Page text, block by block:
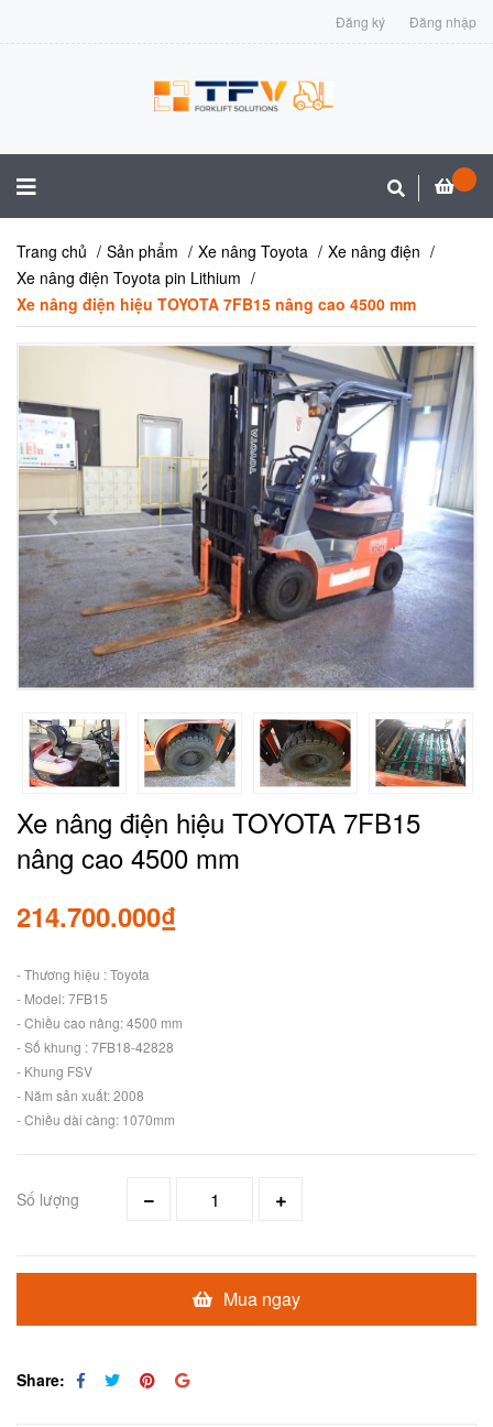
Đăng ký Đăng nhập
Trang chủ Sản phẩm Xe nâng Toyota
Xe nâng điện
Xe nâng điện Toyota pin Lithium
Xe nâng điện hiệu TOYOTA 7FB15 nâng cao 4500 mm
Xe nâng điện hiệu TOYOTA 7FB15
nâng cao 4500 mm
214.700.000₫
- Thương hiệu : Toyota
- Model: 7FB15
- Chiều cao nâng: 4500 mm
- Số khung : 7FB18-42828
- Khung FSV
- Năm sản xuất: 2008
- Chiều dài càng: 1070mm
Số lượng
Mua ngay
Share: